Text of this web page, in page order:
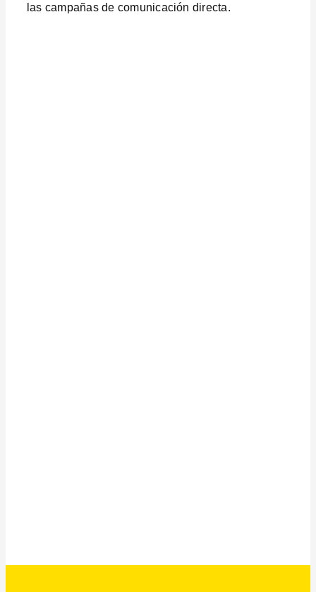
las campañas de comunicación directa.